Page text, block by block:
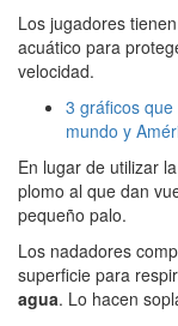
Los jugadores
acuático para
velocidad.
3 gráficos
mundo y
En lugar de utilizar
plomo al que dan
pequeño palo.
Los nadadores
superficie para
agua. Lo hacen